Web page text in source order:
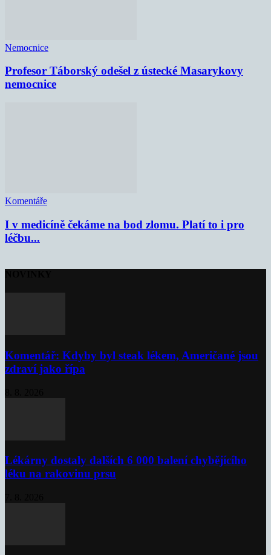
Nemocnice
Profesor Táborský odešel z ústecké Masarykovy
nemocnice
Komentáře
I v medicíně čekáme na bod zlomu. Platí to i pro
léčbu...
Komentář: Kdyby byl steak lékem, Američané jsou
zdraví jako řípa
Lékárny dostaly dalších 6 000 balení chybějícího
léku na rakovinu prsu